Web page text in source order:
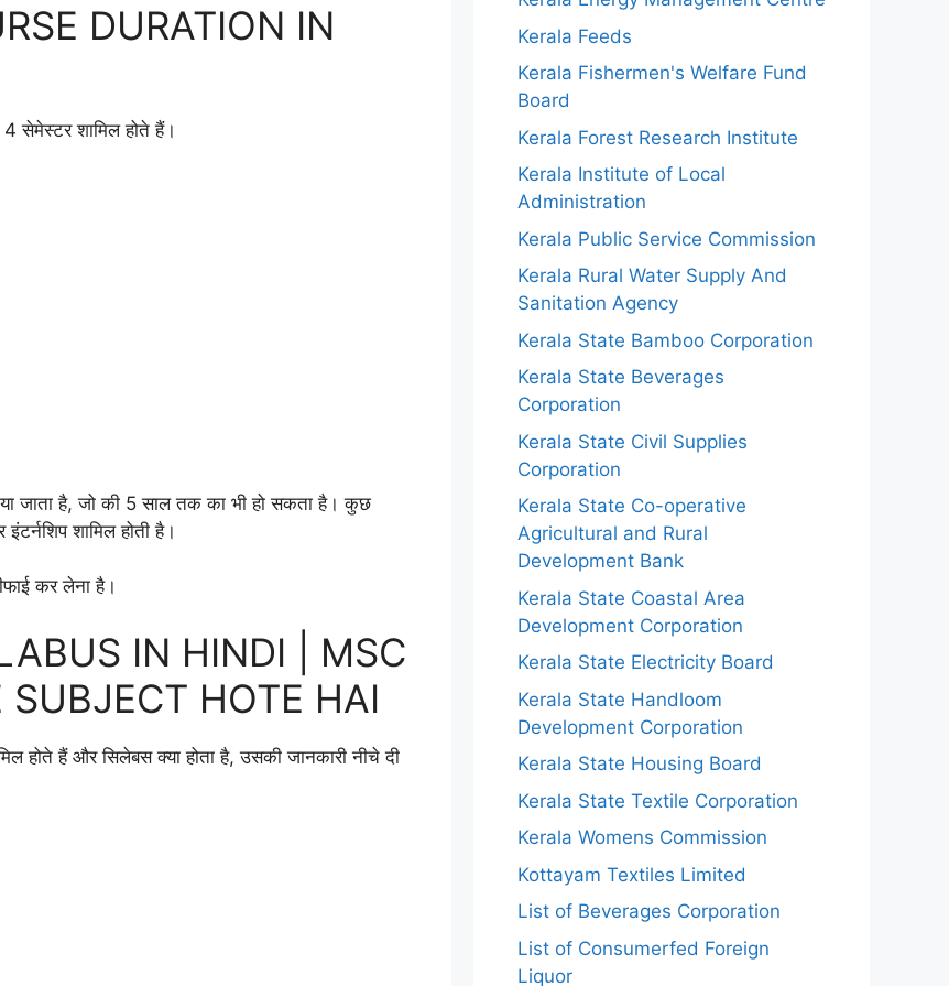
DURATION IN
सेमेस्टर शामिल होते हैं।
जाता है, जो की 5 साल तक का भी हो सकता है। कुछ
शामिल होती है।
कर लेना है।
IN HINDI | MSC
HOTE HAI
होते हैं और सिलेबस क्या होता है, उसकी जानकारी नीचे दी
Kerala Feeds
Kerala Fishermen's Welfare Fund
Board
Kerala Forest Research Institute
Kerala Institute of Local
Administration
Kerala Public Service Commission
Kerala Rural Water Supply And
Sanitation Agency
Kerala State Bamboo Corporation
Kerala State Beverages
Corporation
Kerala State Civil Supplies
Corporation
Kerala State Co-operative
Agricultural and Rural
Development Bank
Kerala State Coastal Area
Development Corporation
Kerala State Electricity Board
Kerala State Handloom
Development Corporation
Kerala State Housing Board
Kerala State Textile Corporation
Kerala Womens Commission
Kottayam Textiles Limited
List of Beverages Corporation
List of Consumerfed Foreign
Liquor